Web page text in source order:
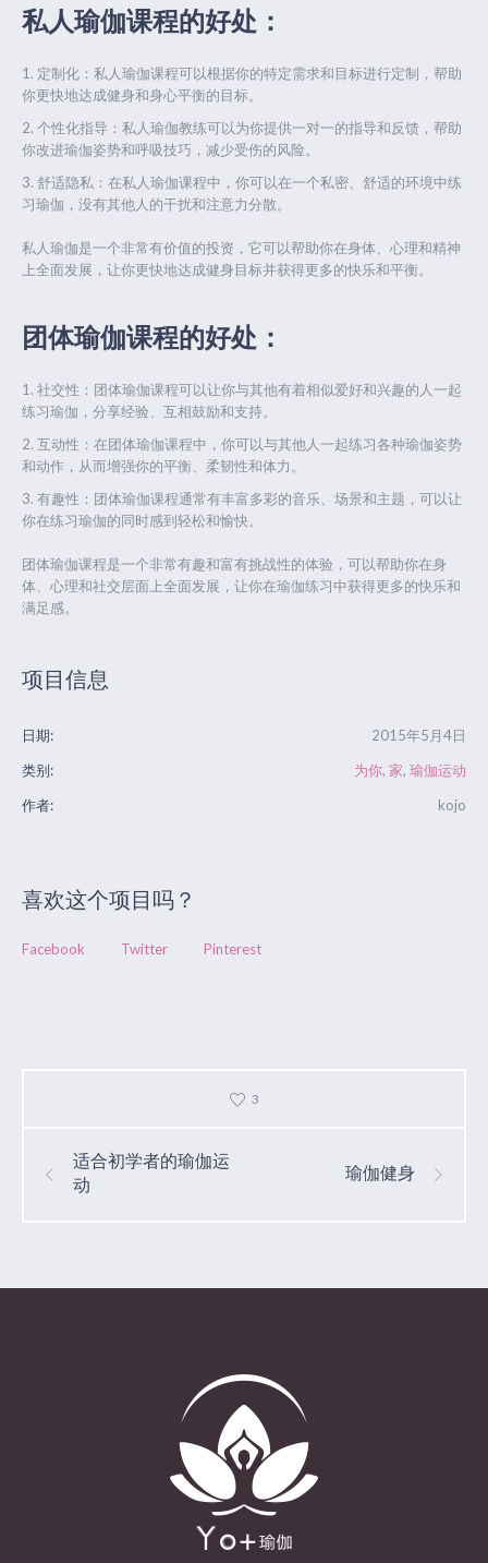
私人瑜伽课程的好处：
定制化：私人瑜伽课程可以根据你的特定需求和目标进行定制，帮助
你更快地达成健身和身心平衡的目标。
个性化指导：私人瑜伽教练可以为你提供一对一的指导和反馈，帮助
你改进瑜伽姿势和呼吸技巧，减少受伤的风险。
舒适隐私：在私人瑜伽课程中，你可以在一个私密、舒适的环境中练
习瑜伽，没有其他人的干扰和注意力分散。
私人瑜伽是一个非常有价值的投资，它可以帮助你在身体、心理和精神
上全面发展，让你更快地达成健身目标并获得更多的快乐和平衡。
团体瑜伽课程的好处：
社交性：团体瑜伽课程可以让你与其他有着相似爱好和兴趣的人一起
练习瑜伽，分享经验、互相鼓励和支持。
互动性：在团体瑜伽课程中，你可以与其他人一起练习各种瑜伽姿势
和动作，从而增强你的平衡、柔韧性和体力。
有趣性：团体瑜伽课程通常有丰富多彩的音乐、场景和主题，可以让
你在练习瑜伽的同时感到轻松和愉快。
团体瑜伽课程是一个非常有趣和富有挑战性的体验，可以帮助你在身
体、心理和社交层面上全面发展，让你在瑜伽练习中获得更多的快乐和
满足感。
项目信息
日期:
2015年5月4日
类别:
为你, 家, 瑜伽运动
作者:
kojo
喜欢这个项目吗？
Facebook Twitter Pinterest
3
适合初学者的瑜伽运
动
瑜伽健身